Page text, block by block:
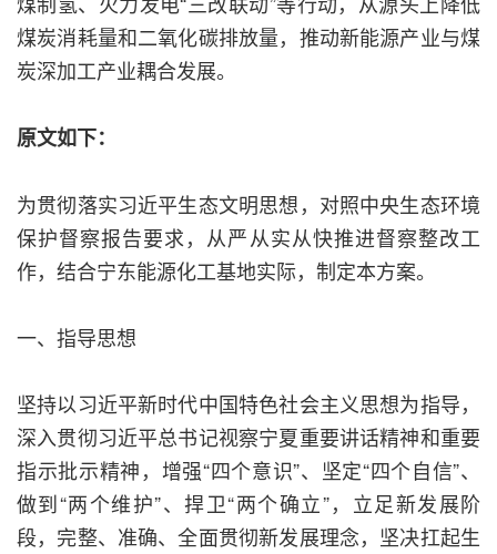
煤炭消耗量和二氧化碳排放量，推动新能源产业与煤
炭深加工产业耦合发展。
原文如下：
为贯彻落实习近平生态文明思想，对照中央生态环境
保护督察报告要求，从严从实从快推进督察整改工
作，结合宁东能源化工基地实际，制定本方案。
一、指导思想
坚持以习近平新时代中国特色社会主义思想为指导，
深入贯彻习近平总书记视察宁夏重要讲话精神和重要
指示批示精神，增强“四个意识”、坚定“四个自信”、
做到“两个维护”、捍卫“两个确立”，立足新发展阶
段，完整、准确、全面贯彻新发展理念，坚决扛起生